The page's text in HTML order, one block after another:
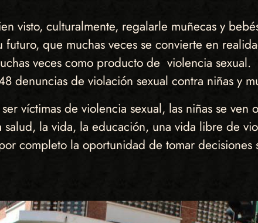
visto, culturalmente, regalarle muñecas y
que muchas veces se convierte en
veces como producto de violencia
denuncias de violación sexual contra niñas y
víctimas de violencia sexual, las niñas se ven
la vida, la educación, una vida libre de
completo la oportunidad de tomar decisiones